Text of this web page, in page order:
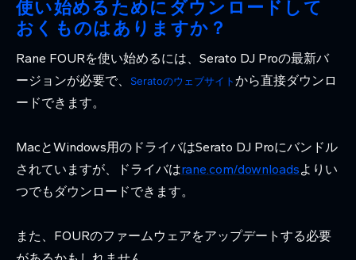
使い始めるためにダウンロードして
おくものはありますか？
Rane FOURを使い始めるには、Serato DJ Proの最新バ
ージョンが必要で、
Seratoのウェブサイトから直接ダウンロ
ードできます。
MacとWindows用のドライバはSerato DJ Proにバンドル
されていますが、ドライバはrane.com/downloadsよりい
つでもダウンロードできます。
また、FOURのファームウェアをアップデートする必要